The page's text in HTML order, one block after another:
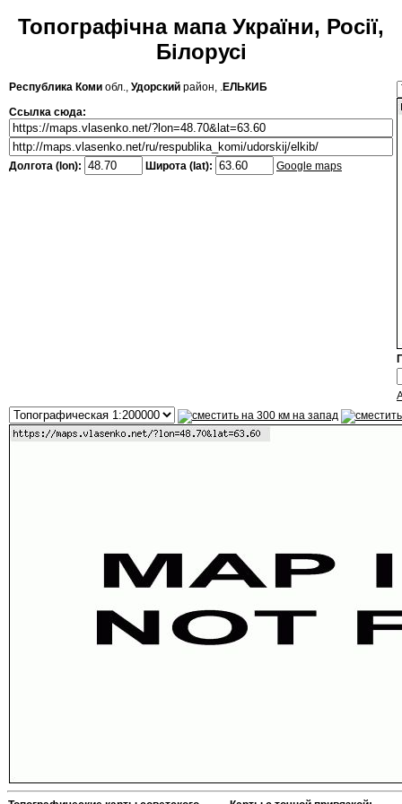
Топографічна мапа України, Росії,
Білорусі
Республика Коми обл., Удорский район, .ЕЛЬКИБ
Ссылка сюда:
Долгота (lon): Широта (lat): Google maps